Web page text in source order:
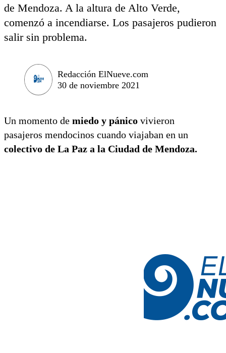
de Mendoza. A la altura de Alto Verde,
comenzó a incendiarse. Los pasajeros pudieron
salir sin problema.
Redacción ElNueve.com
30 de noviembre 2021
Un momento de miedo y pánico vivieron
pasajeros mendocinos cuando viajaban en un
colectivo de La Paz a la Ciudad de Mendoza.